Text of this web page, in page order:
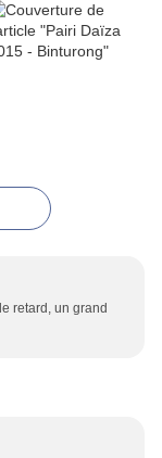
retard, un grand